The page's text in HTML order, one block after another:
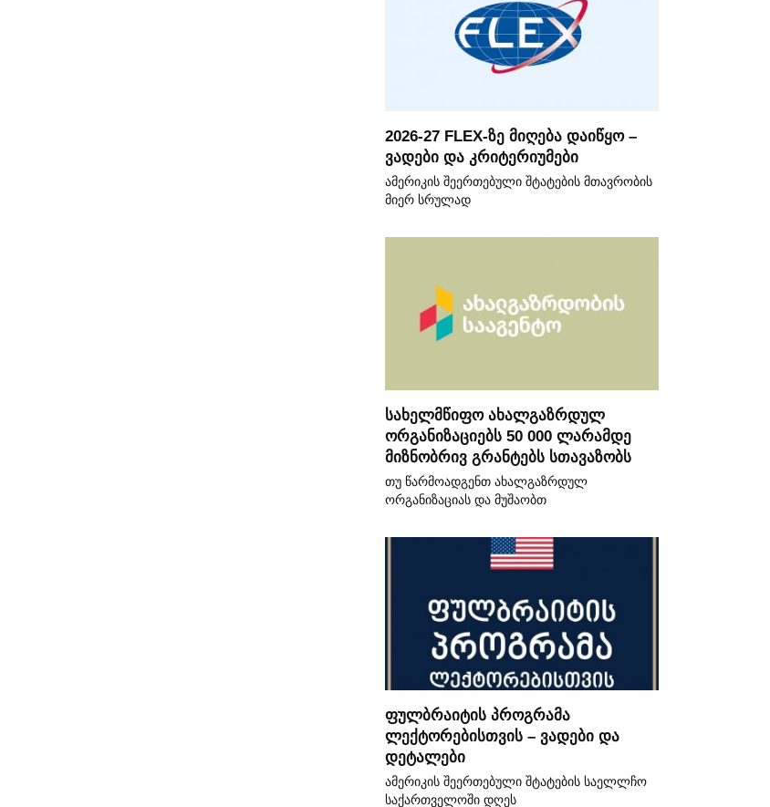
2026-27 FLEX-ზე მიღება დაიწყო –
ვადები და კრიტერიუმები
ამერიკის შეერთებული შტატების მთავრობის
მიერ სრულად
სახელმწიფო ახალგაზრდულ
ორგანიზაციებს 50 000 ლარამდე
მიზნობრივ გრანტებს სთავაზობს
თუ წარმოადგენთ ახალგაზრდულ
ორგანიზაციას და მუშაობთ
ფულბრაიტის პროგრამა
ლექტორებისთვის – ვადები და
დეტალები
ამერიკის შეერთებული შტატების საელლჩო
საქართველოში დღეს